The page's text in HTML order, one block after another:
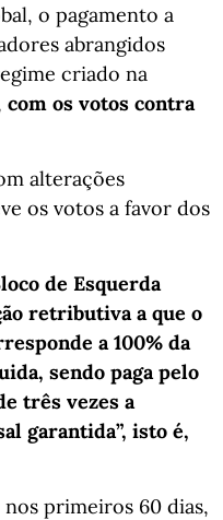
o pagamento a
abrangidos
criado na
com os votos contra
alterações
os votos a favor dos
de Esquerda
retributiva a que o
a 100% da
sendo paga pelo
três vezes a
garantida”, isto é,
primeiros 60 dias,